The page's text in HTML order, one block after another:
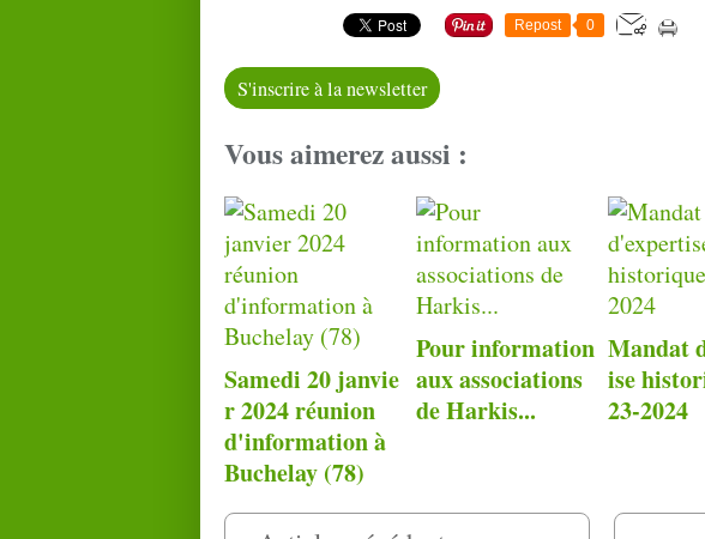
Repost 0
S'inscrire à la newsletter
Vous aimerez aussi :
Samedi 20 janvie
r 2024 réunion
d'information à
Buchelay (78)
Pour information
aux associations
de Harkis...
Mandat
ise
23-2024